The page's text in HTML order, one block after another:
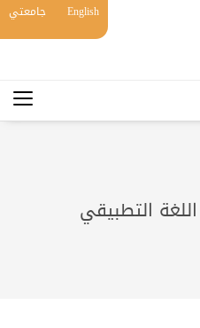
English جامعتي
التطبيقي